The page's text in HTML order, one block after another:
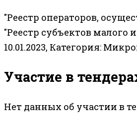
"Реестр операторов,
"Реестр субъектов малого
10.01.2023, Категория:
Участие в
Нет данных об участии в